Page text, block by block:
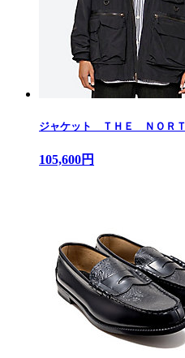
ジャケット ＴＨＥ ＮＯＲ
105,600円